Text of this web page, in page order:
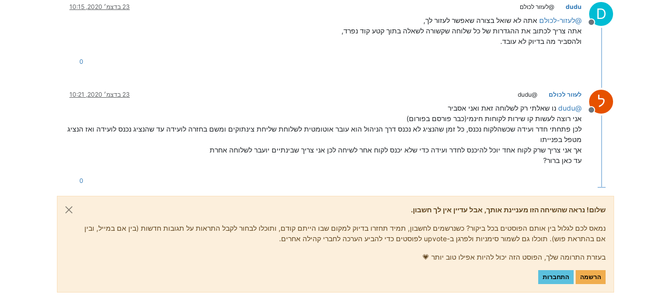
D
מנותק
dudu @לעזור לכולם 23 בדצמ׳ 2020, 10:15
@לעזור-לכולם אתה לא שואל בצורה שאפשר לעזור לך,
אתה צריך לכתוב את ההגדרות של כל שלוחה שקשורה לשאלה בתוך קטע קוד נפרד,
ולהסביר מה בדיוק לא עובד.
0
ל
מנותק
לעזור לכולם @dudu 23 בדצמ׳ 2020, 10:21
@
dudu נו שאלתי רק לשלוחה זאת ואני אסביר
אני רוצה לעשות קו שירות לקוחות חינמי(כבר פורסם בפורום)
לכן פתחתי חדר ועידה שכשהלקוח נכנס, כל זמן שהנציג לא נכנס דרך הניהול הוא עובר אוטומטית לשלוחת שליחת צינתוקים ומשם בחזרה לועידה עד שהנציג נכנס לועידה ואז הנציג
מטפל בפנייתו
אך אני צריך שרק לקוח אחד יוכל להיכנס לחדר ועידה כדי שלא יכנס לקוח אחר לשיחה לכן אני צריך שבינתיים יועבר לשלוחה אחרת
עד כאן ברור?
0
שלום! נראה שהשיחה הזו מעניינת אותך, אבל עדיין אין לך חשבון.
נמאס לכם לגלול בין אותם הפוסטים בכל ביקור? כשנרשמים לחשבון, תמיד תחזרו בדיוק למקום שבו הייתם קודם, ותוכלו לבחור לקבל התראות על תגובות חדשות (בין אם במייל, ובין
אם בהתראת פוש). תוכלו גם לשמור סימניות ולפרגן ב-upvote לפוסטים כדי להביע הערכה לחברי קהילה אחרים.
בעזרת התרומה שלך, הפוסט הזה יכול להיות אפילו טוב יותר 💗
הרשמה התחברות